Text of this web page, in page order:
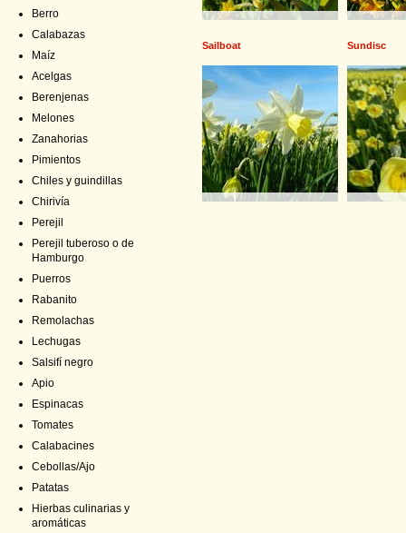
Berro
Calabazas
Maíz
Acelgas
Berenjenas
Melones
Zanahorias
Pimientos
Chiles y guindillas
Chirivía
Perejil
Perejil tuberoso o de
Hamburgo
Puerros
Rabanito
Remolachas
Lechugas
Salsifí negro
Apio
Espinacas
Tomates
Calabacines
Cebollas/Ajo
Patatas
Hierbas culinarias y
aromáticas
Sailboat Sundisc